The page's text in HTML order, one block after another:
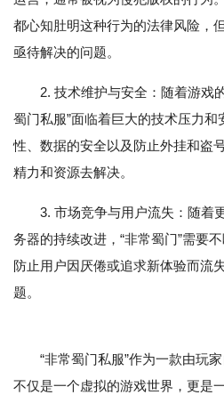
都心知肚明这种行为的法律风险，
亟待解决的问题。
2. 技术维护与安全：随着游戏
蜀门私服”面临着巨大的技术压力
性、数据的安全以及防止外挂和盗
精力和资源去解决。
3. 市场竞争与用户流失：随着
务器的持续改进，“非常蜀门”需要
防止用户因厌倦或追求新体验而流
题。
“非常蜀门私服”作为一款由玩家
不仅是一个虚拟的游戏世界，更是